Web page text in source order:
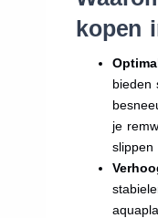
kopen
bieden
je
slippen